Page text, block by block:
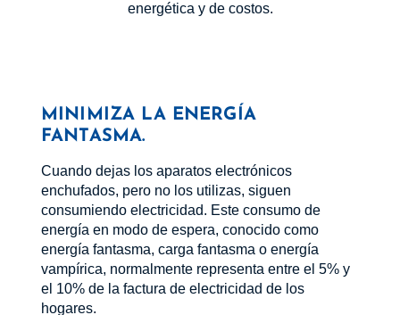
energética y de costos.
MINIMIZA LA ENERGÍA
FANTASMA.
Cuando dejas los aparatos electrónicos
enchufados, pero no los utilizas, siguen
consumiendo electricidad. Este consumo de
energía en modo de espera, conocido como
energía fantasma, carga fantasma o energía
vampírica, normalmente representa entre el 5% y
el 10% de la factura de electricidad de los
hogares.